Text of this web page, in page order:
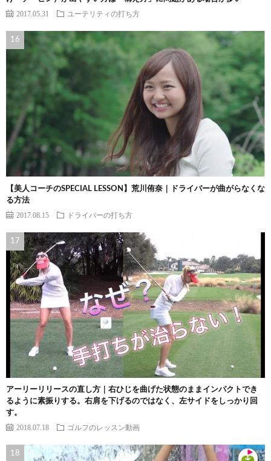
2017.05.31 ユーテリティの打ち方
【美人コーチのSPECIAL LESSON】荒川侑奈｜ドライバーが曲がらなくな
る方法
2017.08.15 ドライバーの打ち方
アーリーリリースの直し方｜右ひじを曲げた状態のままインパクトでき
るように素振りする。右肩を下げるのではなく、左サイドをしっかり回
す。
2018.07.18 ゴルフのレッスン動画